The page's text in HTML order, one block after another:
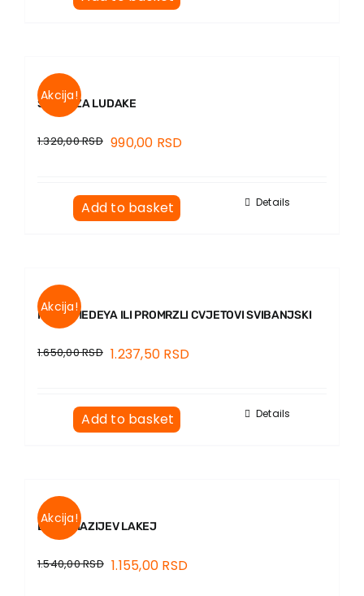
Akcija!
ŠKOLA ZA LUDAKE
1.320,00RSD 990,00 RSD
Add to basket Details
Akcija!
MAMA MEDEYA ILI PROMRZLI CVJETOVI SVIBANJSKI
1.650,00RSD 1.237,50 RSD
Add to basket Details
Akcija!
ESTERHAZIJEV LAKEJ
1.540,00RSD 1.155,00 RSD